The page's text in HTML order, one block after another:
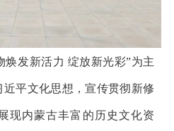
焕发新活力 绽放新光彩”为主
平文化思想，宣传贯彻新修
现内蒙古丰富的历史文化资